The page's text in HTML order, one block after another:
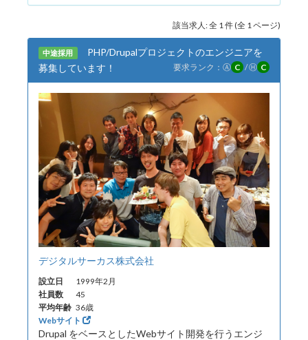
該当求人: 全 1 件 (全 1 ページ)
中途採用
PHP/Drupalプロジェクトのエンジニアを
募集しています！
要求ランク： Ⓐ C /Ⓗ C
デジタルサーカス株式会社
設立日
1999年2月
社員数
45
平均年齢 36歳
Webサイト
Drupal をベースとしたWebサイト開発を行うエンジ